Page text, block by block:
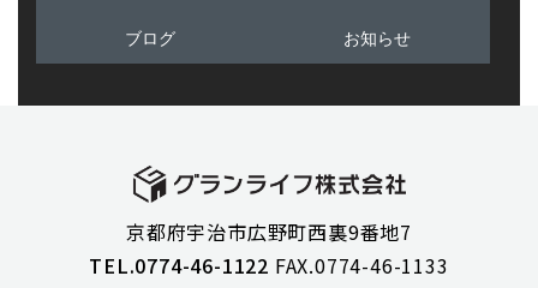
ブログ お知らせ
京都府宇治市広野町西裏9番地7
TEL.0774-46-1122 FAX.0774-46-1133